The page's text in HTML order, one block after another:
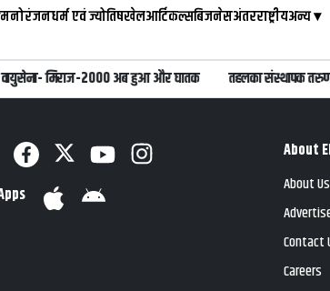
मनोरंजनधर्म एवं ज्योतिषखेलआर्टिकल्सबिजनेसअंतरराष्ट्रीयअन्य▾
वायुसेना- मिराज-2000 अब हुआ और घातक तहलका संस्थापक तरुण
About
About Us
Contact
Careers